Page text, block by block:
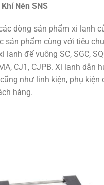
Nén SNS
dòng sản phẩm xi lanh
sản phẩm cùng với tiêu
lanh đế vuông SC, SGC,
CJ1, CJPB. Xi lanh dẫn
như linh kiện, phụ kiện
hàng.